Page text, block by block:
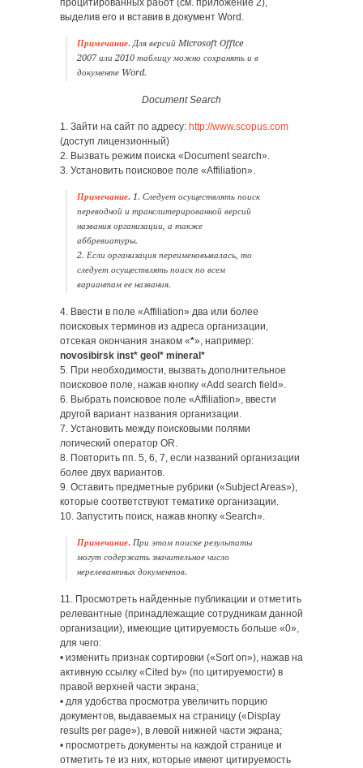
процитированных работ (см. приложение 2),
выделив его и вставив в документ Word.
Примечание.Для версий Microsoft Office
2007 или 2010 таблицу можно сохранять и в
документе Word.
Document Search
1. Зайти на сайт по адресу: http://www.scopus.com
(доступ лицензионный)
2. Вызвать режим поиска «Document search».
3. Установить поисковое поле «Affiliation».
Примечание. 1. Следует осуществлять поиск
переводной и транслитерированной версий
названия организации, а также
аббревиатуры.
2. Если организация переименовывалась, то
следует осуществлять поиск по всем
вариантам ее названия.
4. Ввести в поле «Affiliation» два или более
поисковых терминов из адреса организации,
отсекая окончания знаком «*», например:
novosibirsk inst* geol* mineral*
5. При необходимости, вызвать дополнительное
поисковое поле, нажав кнопку «Add search field».
6. Выбрать поисковое поле «Affiliation», ввести
другой вариант названия организации.
7. Установить между поисковыми полями
логический оператор OR.
8. Повторить пп. 5, 6, 7, если названий организации
более двух вариантов.
9. Оставить предметные рубрики («Subject Areas»),
которые соответствуют тематике организации.
10. Запустить поиск, нажав кнопку «Search».
Примечание. При этом поиске результаты
могут содержать значительное число
нерелевантных документов.
11. Просмотреть найденные публикации и отметить
релевантные (принадлежащие сотрудникам данной
организации), имеющие цитируемость больше «0»,
для чего:
• изменить признак сортировки («Sort on»), нажав на
активную ссылку «Cited by» (по цитируемости) в
правой верхней части экрана;
• для удобства просмотра увеличить порцию
документов, выдаваемых на страницу («Display
results per page»), в левой нижней части экрана;
• просмотреть документы на каждой странице и
отметить те из них, которые имеют цитируемость